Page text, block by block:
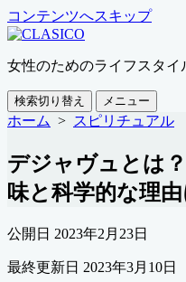
コンテンツへスキップ
女性のためのライフスタイ
検索切り替え メニュー
ホーム > スピリチュアル
デジャヴュとは
味と科学的な理
公開日 2023年2月23日
最終更新日 2023年3月10日